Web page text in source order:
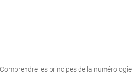
Comprendre les principes de la numérologie